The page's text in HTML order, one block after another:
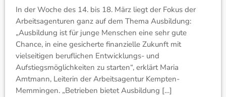
In der Woche des 14. bis 18. März liegt der Fokus der
Arbeitsagenturen ganz auf dem Thema Ausbildung:
„Ausbildung ist für junge Menschen eine sehr gute
Chance, in eine gesicherte finanzielle Zukunft mit
vielseitigen beruflichen Entwicklungs- und
Aufstiegsmöglichkeiten zu starten“, erklärt Maria
Amtmann, Leiterin der Arbeitsagentur Kempten-
Memmingen. „Betrieben bietet Ausbildung […]